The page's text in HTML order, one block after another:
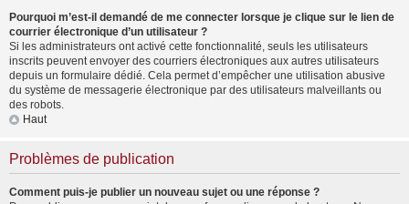
Pourquoi m’est-il demandé de me connecter lorsque je clique sur le lien de
courrier électronique d’un utilisateur ?
Si les administrateurs ont activé cette fonctionnalité, seuls les utilisateurs
inscrits peuvent envoyer des courriers électroniques aux autres utilisateurs
depuis un formulaire dédié. Cela permet d’empêcher une utilisation abusive
du système de messagerie électronique par des utilisateurs malveillants ou
des robots.
Haut
Problèmes de publication
Comment puis-je publier un nouveau sujet ou une réponse ?